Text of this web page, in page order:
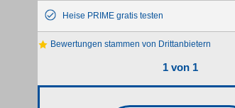
Heise PRIME gratis testen
Bewertungen stammen von Drittanbietern
1 von 1